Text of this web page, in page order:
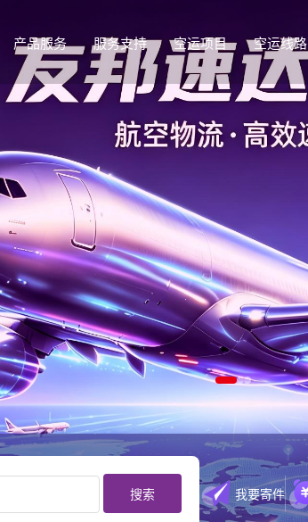
产品服务 服务支持 空运项目 空运线路
搜索 我要寄件